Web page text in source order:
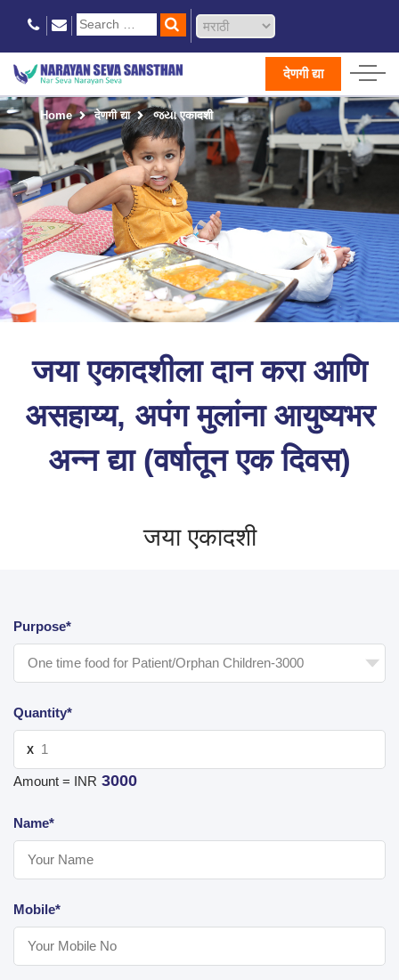
देणगी द्या
Home देणगी द्या જયા एकादशी
जया एकादशीला दान करा आणि
असहाय्य, अपंग मुलांना आयुष्यभर
अन्न द्या (वर्षातून एक दिवस)
जया एकादशी
Purpose*
Quantity*
X
Amount = INR 3000
Name*
Mobile*